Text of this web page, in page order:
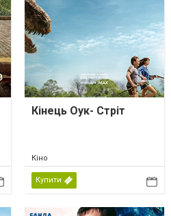
Кінець Оук- Стріт
Кіно
Купити